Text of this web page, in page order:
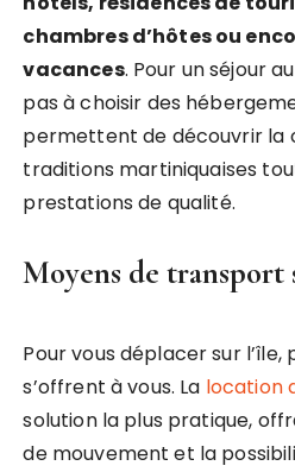
chambres d’hôtes ou
vacances. Pour un séjour
pas à choisir des
permettent de découvrir la
traditions martiniquaises
prestations de qualité.
Moyens de transport
Pour vous déplacer sur l’île,
s’offrent à vous. La location
solution la plus pratique,
de mouvement et la